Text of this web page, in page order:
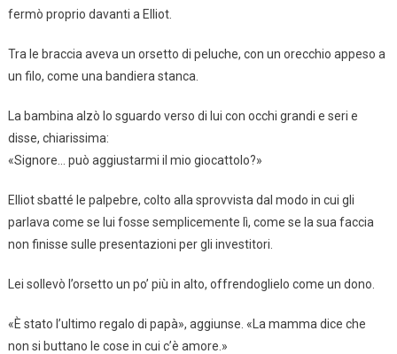
fermò proprio davanti a Elliot.
Tra le braccia aveva un orsetto di peluche, con un orecchio appeso a
un filo, come una bandiera stanca.
La bambina alzò lo sguardo verso di lui con occhi grandi e seri e
disse, chiarissima:
«Signore… può aggiustarmi il mio giocattolo?»
Elliot sbatté le palpebre, colto alla sprovvista dal modo in cui gli
parlava come se lui fosse semplicemente lì, come se la sua faccia
non finisse sulle presentazioni per gli investitori.
Lei sollevò l’orsetto un po’ più in alto, offrendoglielo come un dono.
«È stato l’ultimo regalo di papà», aggiunse. «La mamma dice che
non si buttano le cose in cui c’è amore.»